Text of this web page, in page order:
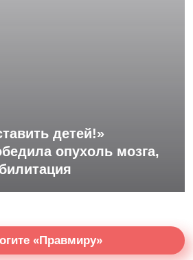
детей!»
опухоль мозга,
«Правмиру»